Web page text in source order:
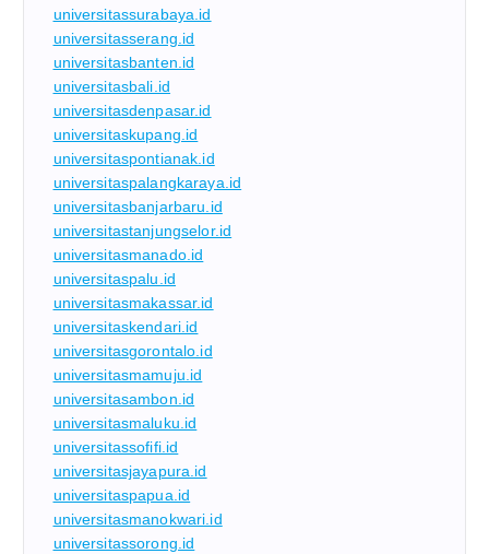
universitassurabaya.id
universitasserang.id
universitasbanten.id
universitasbali.id
universitasdenpasar.id
universitaskupang.id
universitaspontianak.id
universitaspalangkaraya.id
universitasbanjarbaru.id
universitastanjungselor.id
universitasmanado.id
universitaspalu.id
universitasmakassar.id
universitaskendari.id
universitasgorontalo.id
universitasmamuju.id
universitasambon.id
universitasmaluku.id
universitassofifi.id
universitasjayapura.id
universitaspapua.id
universitasmanokwari.id
universitassorong.id